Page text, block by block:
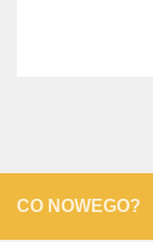
CO NOWEGO?